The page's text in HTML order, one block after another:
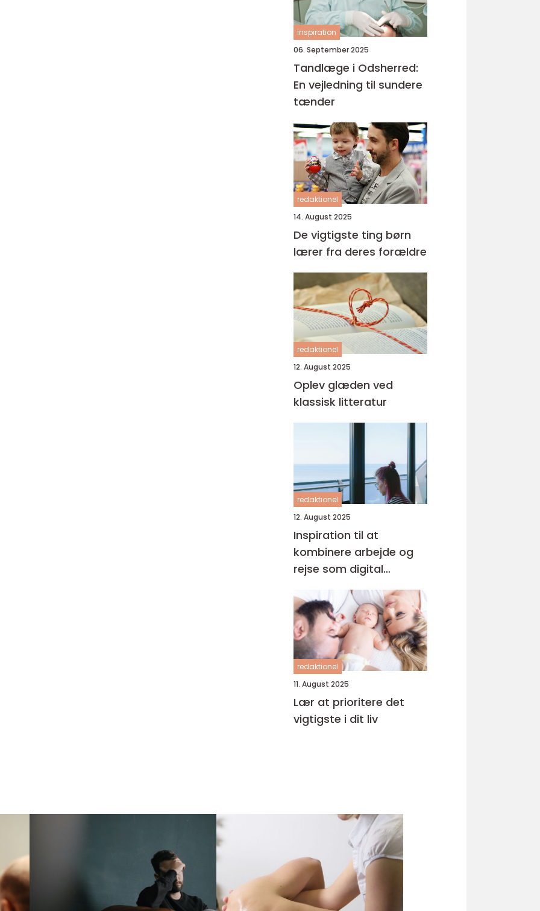
inspiration
06. September 2025
Tandlæge i Odsherred:
En vejledning til sundere
tænder
redaktionel
14. August 2025
De vigtigste ting børn
lærer fra deres forældre
redaktionel
12. August 2025
Oplev glæden ved
klassisk litteratur
redaktionel
12. August 2025
Inspiration til at
kombinere arbejde og
rejse som digital
redaktionel
11. August 2025
Lær at prioritere det
vigtigste i dit liv